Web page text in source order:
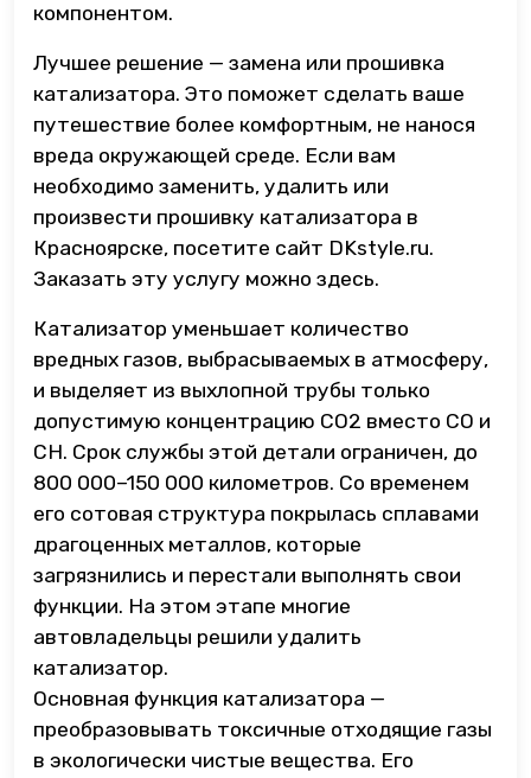
компонентом.
Лучшее решение — замена или прошивка
катализатора. Это поможет сделать ваше
путешествие более комфортным, не нанося
вреда окружающей среде. Если вам
необходимо заменить, удалить или
произвести прошивку катализатора в
Красноярске, посетите сайт DKstyle.ru.
Заказать эту услугу можно здесь.
Катализатор уменьшает количество
вредных газов, выбрасываемых в атмосферу,
и выделяет из выхлопной трубы только
допустимую концентрацию CO2 вместо CO и
CH. Срок службы этой детали ограничен, до
800 000–150 000 километров. Со временем
его сотовая структура покрылась сплавами
драгоценных металлов, которые
загрязнились и перестали выполнять свои
функции. На этом этапе многие
автовладельцы решили удалить
катализатор.
Основная функция катализатора —
преобразовывать токсичные отходящие газы
в экологически чистые вещества. Его